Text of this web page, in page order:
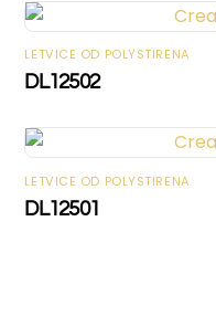
LETVICE OD POLYSTIRENA
DL12502
LETVICE OD POLYSTIRENA
DL12501